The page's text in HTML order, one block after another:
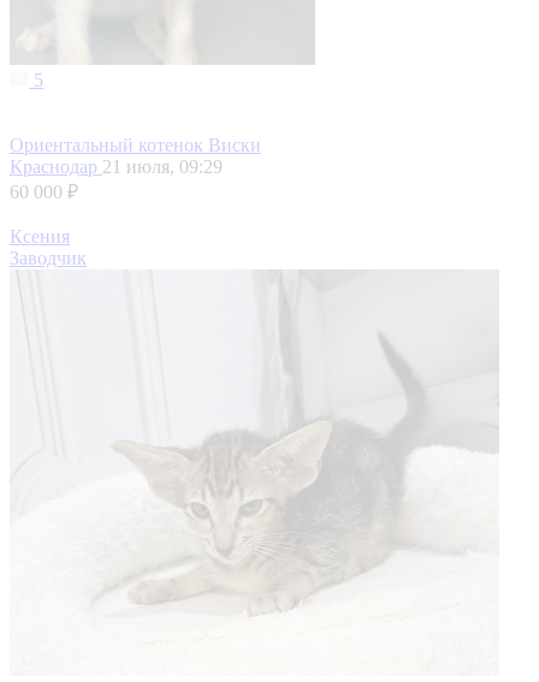
5
Ориентальный котенок Виски
Краснодар 21 июля, 09:29
60 000 ₽
Ксения
Заводчик